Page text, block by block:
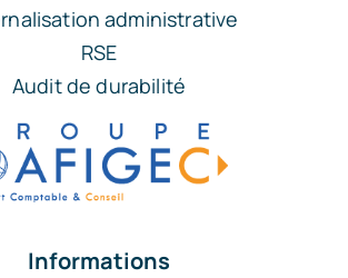
administrative
RSE
Audit de durabilité
Informations